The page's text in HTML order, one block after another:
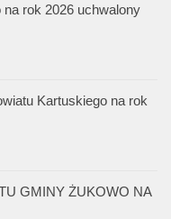
rok 2026 uchwalony
Kartuskiego na rok
GMINY ŻUKOWO NA